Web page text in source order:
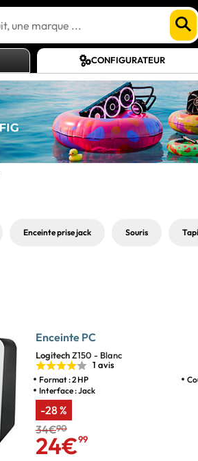
CONFIGURATEUR
Enceinte prise jack Souris
Enceinte PC
LogitechZ150 - Blanc
1 avis
Format : 2 HP
Interface : Jack
-28 %
34€90
24€99